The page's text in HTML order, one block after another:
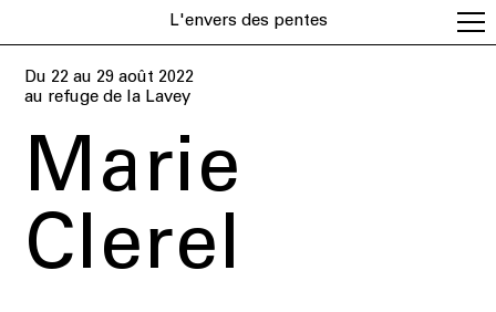
L'envers des pentes
Du 22 au 29 août 2022
au refuge de la Lavey
Marie
Clerel